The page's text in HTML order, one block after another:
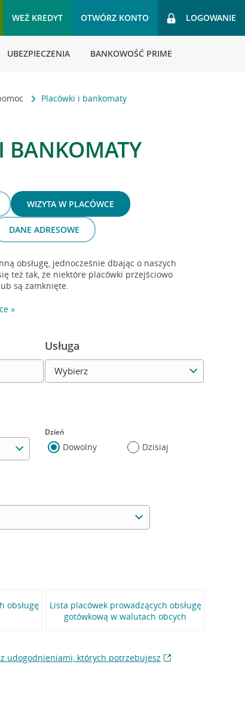
WEŹ KREDYT OTWÓRZ KONTO LOGOWANIE
UBEZPIECZENIA BANKOWOŚĆ PRIME
Placówki i bankomaty
BANKOMATY
WIZYTA W PLACÓWCE
DANE ADRESOWE
obsługę, jednocześnie dbając o naszych
też tak, że niektóre placówki przejściowo
są zamknięte.
»
Usługa
Wybierz usługę
Dzień
Dowolny Dzisiaj
obsługę
Lista placówek prowadzących obsługę
gotówkową w walutach obcych
udogodnieniami, których potrzebujesz